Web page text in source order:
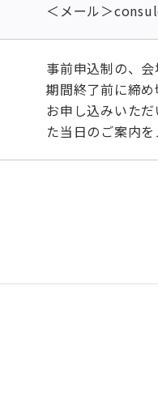
＜メール＞
事前申込制の、
期間終了前に締め
お申し込みいた
た当日のご案内を